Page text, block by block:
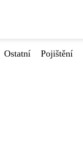
Ostatní Pojištění